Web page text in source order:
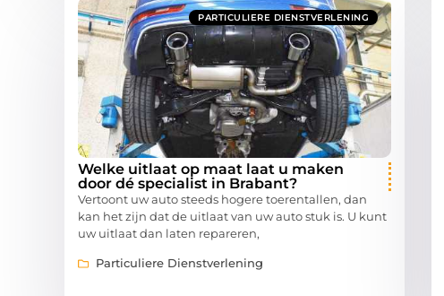
PARTICULIERE DIENSTVERLENING
Welke uitlaat op maat laat u maken
door dé specialist in Brabant?
Vertoont uw auto steeds hogere toerentallen, dan
kan het zijn dat de uitlaat van uw auto stuk is. U kunt
uw uitlaat dan laten repareren,
Particuliere Dienstverlening